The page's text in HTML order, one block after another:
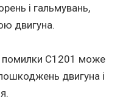
і гальмувань,
двигуна.
помилки C1201 може
двигуна і